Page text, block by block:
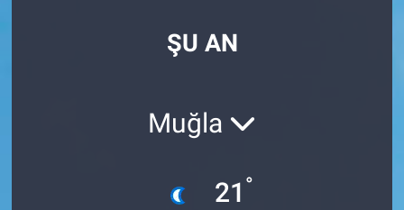
ŞU AN
Muğla
21 °